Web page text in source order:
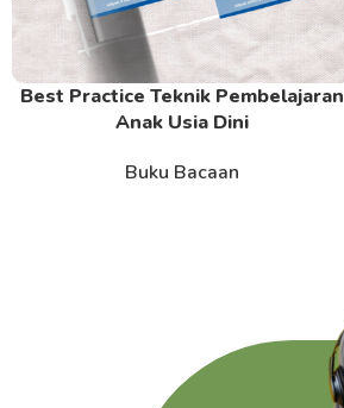
Read More
Best Practice Teknik Pembelajaran
Anak Usia Dini
Buku Bacaan